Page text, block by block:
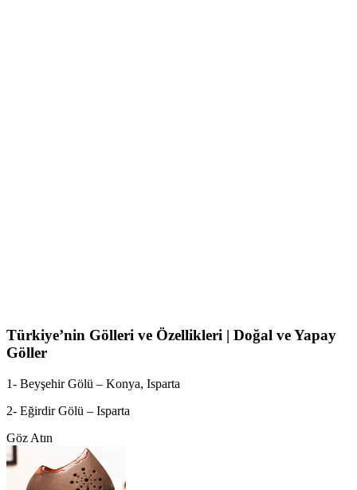
Türkiye’nin Gölleri ve Özellikleri | Doğal ve Yapay
Göller
1- Beyşehir Gölü – Konya, Isparta
2- Eğirdir Gölü – Isparta
Göz Atın